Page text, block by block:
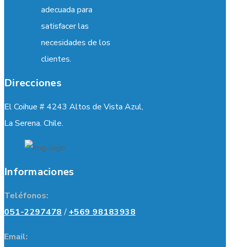
adecuada para
satisfacer las
necesidades de los
clientes.
Direcciones
El Coihue # 4243 Altos de Vista Azul,
La Serena. Chile.
Informaciones
Teléfonos:
051-2297478 / +569 98183938
Email: